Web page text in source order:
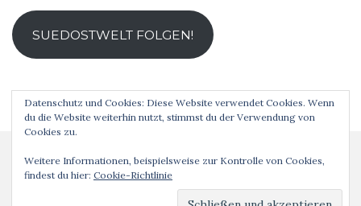
Adresse
SUEDOSTWELT FOLGEN!
Datenschutz und Cookies: Diese Website verwendet Cookies. Wenn
du die Website weiterhin nutzt, stimmst du der Verwendung von
Cookies zu.
Weitere Informationen, beispielsweise zur Kontrolle von Cookies,
findest du hier: Cookie-Richtlinie
Analog ist schöner! © 2019 Theme vonColorlibPowered byWordPress